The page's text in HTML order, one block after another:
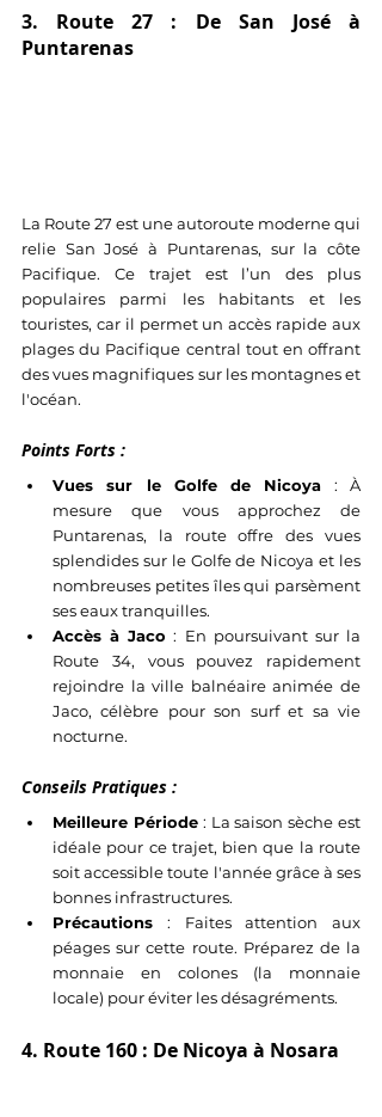
3. Route 27 : De San José à
Puntarenas
La Route 27 est une autoroute moderne qui
relie San José à Puntarenas, sur la côte
Pacifique. Ce trajet est l’un des plus
populaires parmi les habitants et les
touristes, car il permet un accès rapide aux
plages du Pacifique central tout en offrant
des vues magnifiques sur les montagnes et
l'océan.
Points Forts :
Vues sur le Golfe de Nicoya : À
mesure que vous approchez de
Puntarenas, la route offre des vues
splendides sur le Golfe de Nicoya et les
nombreuses petites îles qui parsèment
ses eaux tranquilles.
Accès à Jaco : En poursuivant sur la
Route 34, vous pouvez rapidement
rejoindre la ville balnéaire animée de
Jaco, célèbre pour son surf et sa vie
nocturne.
Conseils Pratiques :
Meilleure Période : La saison sèche est
idéale pour ce trajet, bien que la route
soit accessible toute l'année grâce à ses
bonnes infrastructures.
Précautions : Faites attention aux
péages sur cette route. Préparez de la
monnaie en colones (la monnaie
locale) pour éviter les désagréments.
4. Route 160 : De Nicoya à Nosara